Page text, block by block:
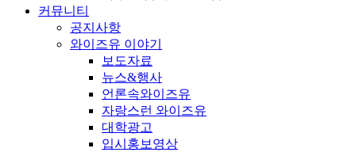
커뮤니티
공지사항
와이즈유 이야기
보도자료
뉴스&행사
언론속와이즈유
자랑스런 와이즈유
대학광고
입시홍보영상